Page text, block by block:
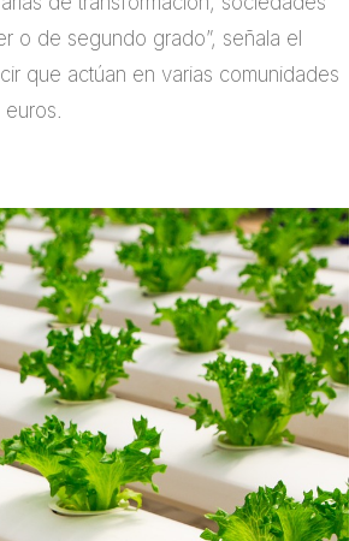
o de segundo grado”, señala el
que actúan en varias comunidades